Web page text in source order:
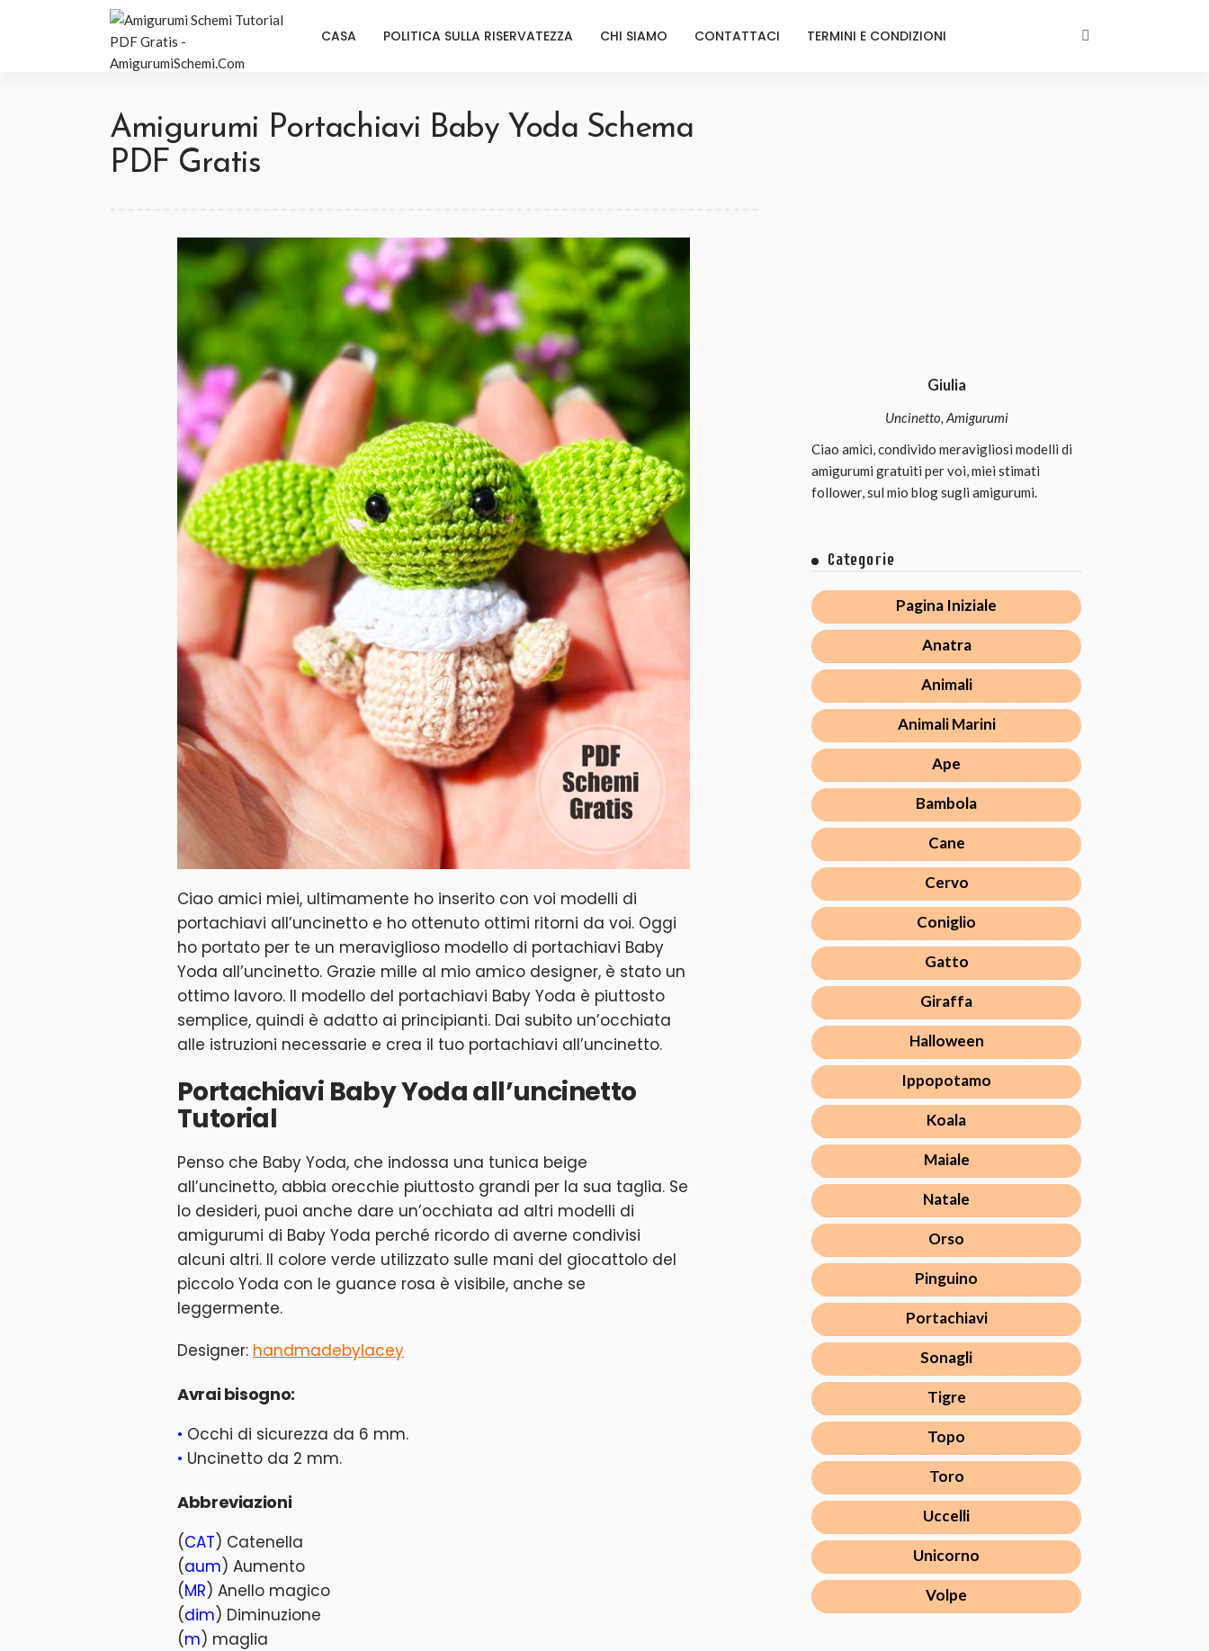
CASA POLITICA SULLA RISERVATEZZA CHI SIAMO CONTATTACI TERMINI E CONDIZIONI
Amigurumi Portachiavi Baby Yoda Schema
PDF Gratis
Ciao amici miei, ultimamente ho inserito con voi modelli di
portachiavi all’uncinetto e ho ottenuto ottimi ritorni da voi. Oggi
ho portato per te un meraviglioso modello di portachiavi Baby
Yoda all’uncinetto. Grazie mille al mio amico designer, è stato un
ottimo lavoro. Il modello del portachiavi Baby Yoda è piuttosto
semplice, quindi è adatto ai principianti. Dai subito un’occhiata
alle istruzioni necessarie e crea il tuo portachiavi all’uncinetto.
Portachiavi Baby Yoda all’uncinetto
Tutorial
Penso che Baby Yoda, che indossa una tunica beige
all’uncinetto, abbia orecchie piuttosto grandi per la sua taglia. Se
lo desideri, puoi anche dare un’occhiata ad altri modelli di
amigurumi di Baby Yoda perché ricordo di averne condivisi
alcuni altri. Il colore verde utilizzato sulle mani del giocattolo del
piccolo Yoda con le guance rosa è visibile, anche se
leggermente.
Designer: handmadebylacey
Avrai bisogno:
• Occhi di sicurezza da 6 mm.
• Uncinetto da 2 mm.
Abbreviazioni
(CAT) Catenella
(aum) Aumento
(MR) Anello magico
(dim) Diminuzione
(m) maglia
Giulia
Uncinetto, Amigurumi
Ciao amici, condivido meravigliosi modelli di
amigurumi gratuiti per voi, miei stimati
follower, sul mio blog sugli amigurumi.
Categorie
Pagina Iniziale
Anatra
Animali
Animali Marini
Ape
Bambola
Cane
Cervo
Coniglio
Gatto
Giraffa
Halloween
Ippopotamo
Koala
Maiale
Natale
Orso
Pinguino
Portachiavi
Sonagli
Tigre
Topo
Toro
Uccelli
Unicorno
Volpe